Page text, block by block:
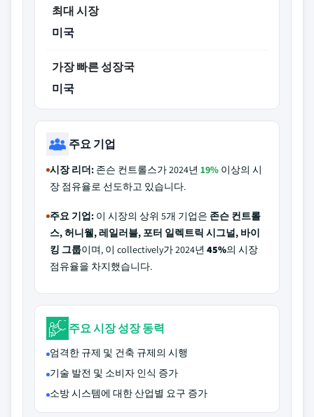
최대 시장
미국
가장 빠른 성장국
미국
주요 기업
시장 리더: 존슨 컨트롤스가 2024년 19% 이상의 시
장 점유율로 선도하고 있습니다.
주요 기업: 이 시장의 상위 5개 기업은 존슨 컨트롤
스, 허니웰, 레일러블, 포터 일렉트릭 시그널, 바이
킹 그룹이며, 이 collectively가 2024년 45%의 시장
점유율을 차지했습니다.
주요 시장 성장 동력
엄격한 규제 및 건축 규제의 시행
기술 발전 및 소비자 인식 증가
소방 시스템에 대한 산업별 요구 증가